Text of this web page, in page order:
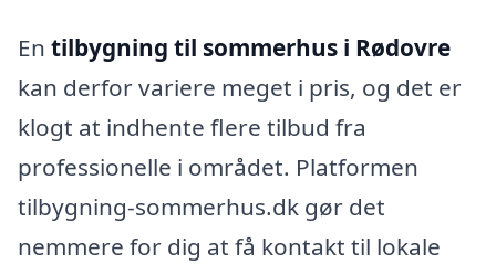
En tilbygning til sommerhus i Rødovre
kan derfor variere meget i pris, og det er
klogt at indhente flere tilbud fra
professionelle i området. Platformen
tilbygning-sommerhus.dk gør det
nemmere for dig at få kontakt til lokale